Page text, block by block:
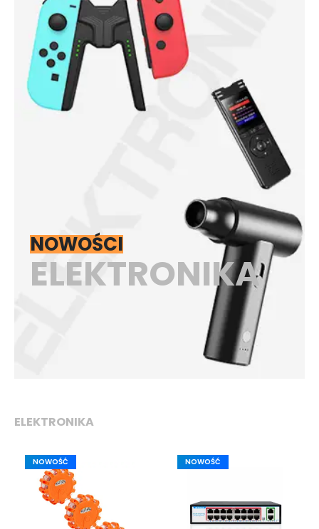
NOWOŚCI
ELEKTRONIKA
ELEKTRONIKA
NOWOŚĆ NOWOŚĆ